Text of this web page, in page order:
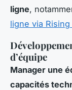
ligne,
ligne via Rising
d’équipe
Manager une
capacités